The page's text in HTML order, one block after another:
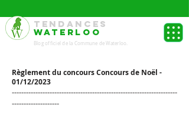
TENDANCES
WATERLOO
Blog officiel de la Commune de Waterloo.
Règlement du concoursConcours de Noël -
01/12/2023
----------------------------------------------------------------------
--------------------